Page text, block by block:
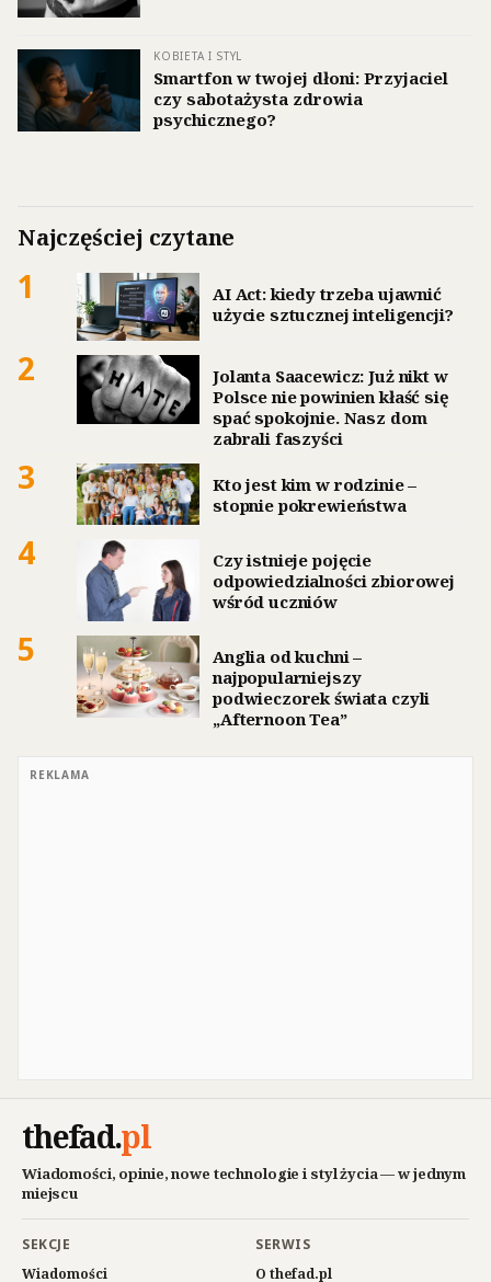
KOBIETA I STYL
Smartfon w twojej dłoni: Przyjaciel
czy sabotażysta zdrowia
psychicznego?
Najczęściej czytane
1
AI Act: kiedy trzeba ujawnić
użycie sztucznej inteligencji?
2
Jolanta Saacewicz: Już nikt w
Polsce nie powinien kłaść się
spać spokojnie. Nasz dom
zabrali faszyści
3
Kto jest kim w rodzinie –
stopnie pokrewieństwa
4
Czy istnieje pojęcie
odpowiedzialności zbiorowej
wśród uczniów
5
Anglia od kuchni –
najpopularniejszy
podwieczorek świata czyli
„Afternoon Tea”
REKLAMA
thefad.pl
Wiadomości, opinie, nowe technologie i styl życia — w jednym
miejscu
SEKCJE
Wiadomości
SERWIS
O thefad.pl